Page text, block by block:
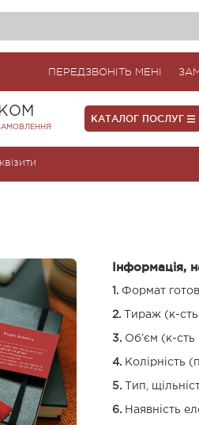
ПЕРЕДЗВОНІТЬ МЕНІ
КОМ
КАТАЛОГ ПОСЛУГ
Інформація,
1.Формат
2.Тираж (к-сть
3.Об’єм (к-сть
4.Колірність
5.Тип,
6.Наявність